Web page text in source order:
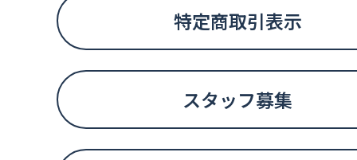
特定商取引表示
スタッフ募集